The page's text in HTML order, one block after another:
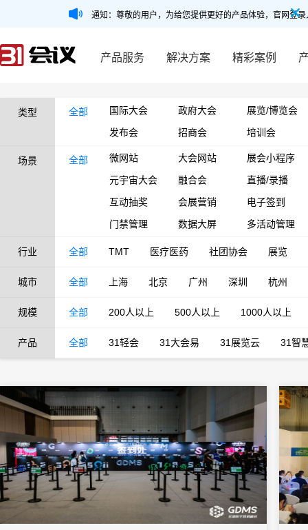
通知：尊敬的用户，为给您提供更好的产品体验，官网登
产品服务 解决方案 精彩案例
类型 全部 国际大会 政府大会
展览/博览会
发布会
招商会 培训会
场景 全部 微网站 大会网站
展会小程序
元宇宙大会
融合会
直播/录播
互动抽奖
会展营销
电子签到
门禁管理
数据大屏 多活动管理
行业 全部 TMT 医疗医药 社团协会 展览
城市 全部 上海 北京 广州 深圳 杭州
规模 全部 200人以上 500人以上 1000人以上
产品 全部 31轻会 31大会易 31展览云 31智